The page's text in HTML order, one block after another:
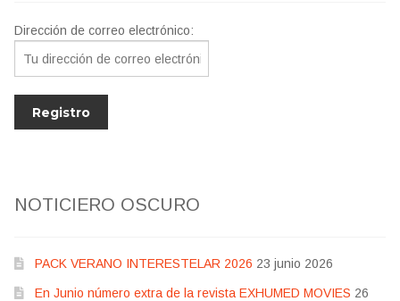
Dirección de correo electrónico:
NOTICIERO OSCURO
PACK VERANO INTERESTELAR 2026 23 junio 2026
En Junio número extra de la revista EXHUMED MOVIES 26